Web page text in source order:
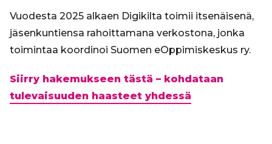
Vuodesta 2025 alkaen Digikilta toimii itsenäisenä,
jäsenkuntiensa rahoittamana verkostona, jonka
toimintaa koordinoi Suomen eOppimiskeskus ry.
Siirry hakemukseen tästä – kohdataan
tulevaisuuden haasteet yhdessä